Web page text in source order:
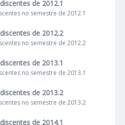
de 2012.1
no semestre de 2012.1
de 2012.2
no semestre de 2012.2
de 2013.1
no semestre de 2013.1
de 2013.2
no semestre de 2013.2
de 2014.1